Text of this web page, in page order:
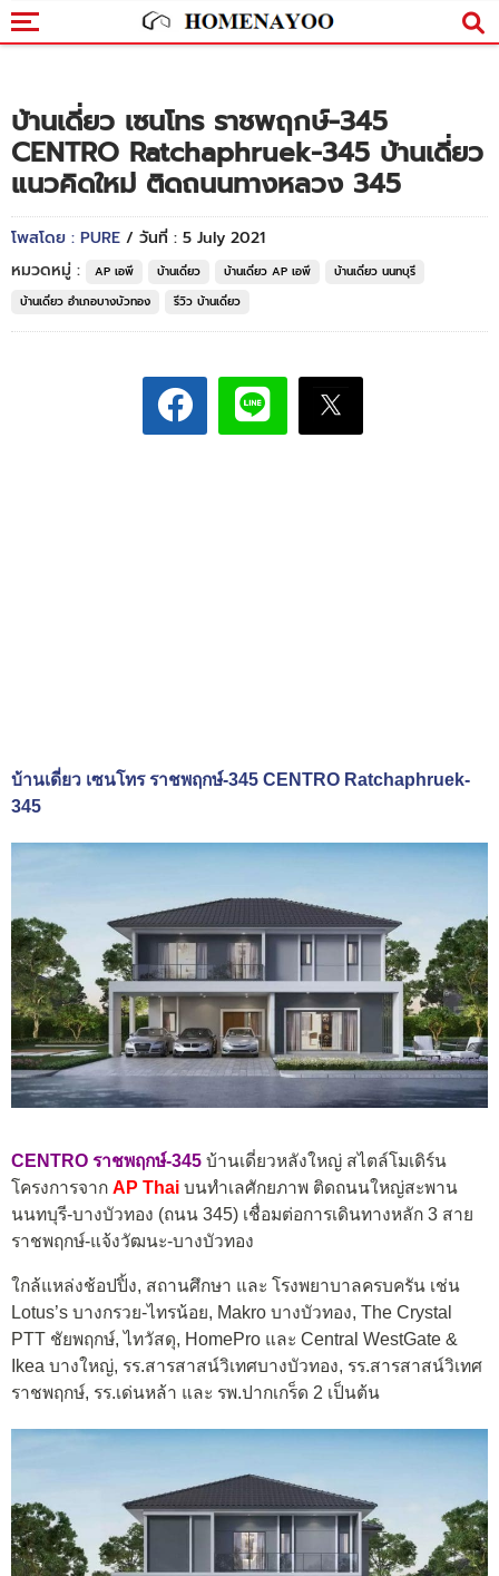
บ้านเดี่ยว เซนโทร ราชพฤกษ์-345
CENTRO Ratchaphruek-345 บ้านเดี่ยว
แนวคิดใหม่ ติดถนนทางหลวง 345
โพสโดย : PURE / วันที่ : 5 July 2021
หมวดหมู่ :
AP เอพี บ้านเดี่ยว บ้านเดี่ยว AP เอพี
บ้านเดี่ยว นนทบุรี
บ้านเดี่ยว อำเภอบางบัวทอง
รีวิว บ้านเดี่ยว
บ้านเดี่ยว เซนโทร ราชพฤกษ์-345 CENTRO Ratchaphruek-
345
CENTRO ราชพฤกษ์-345 บ้านเดี่ยวหลังใหญ่ สไตล์โมเดิร์น
โครงการจาก AP Thai บนทำเลศักยภาพ ติดถนนใหญ่สะพาน
นนทบุรี-บางบัวทอง (ถนน 345) เชื่อมต่อการเดินทางหลัก 3 สาย
ราชพฤกษ์-แจ้งวัฒนะ-บางบัวทอง
ใกล้แหล่งช้อปปิ้ง, สถานศึกษา และ โรงพยาบาลครบครัน เช่น
Lotus’s บางกรวย-ไทรน้อย, Makro บางบัวทอง, The Crystal
PTT ชัยพฤกษ์, ไทวัสดุ, HomePro และ Central WestGate &
Ikea บางใหญ่, รร.สารสาสน์วิเทศบางบัวทอง, รร.สารสาสน์วิเทศ
ราชพฤกษ์, รร.เด่นหล้า และ รพ.ปากเกร็ด 2 เป็นต้น